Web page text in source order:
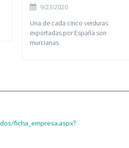
9/23/2020
Una de cada cinco verduras
exportadas por España son
murcianas